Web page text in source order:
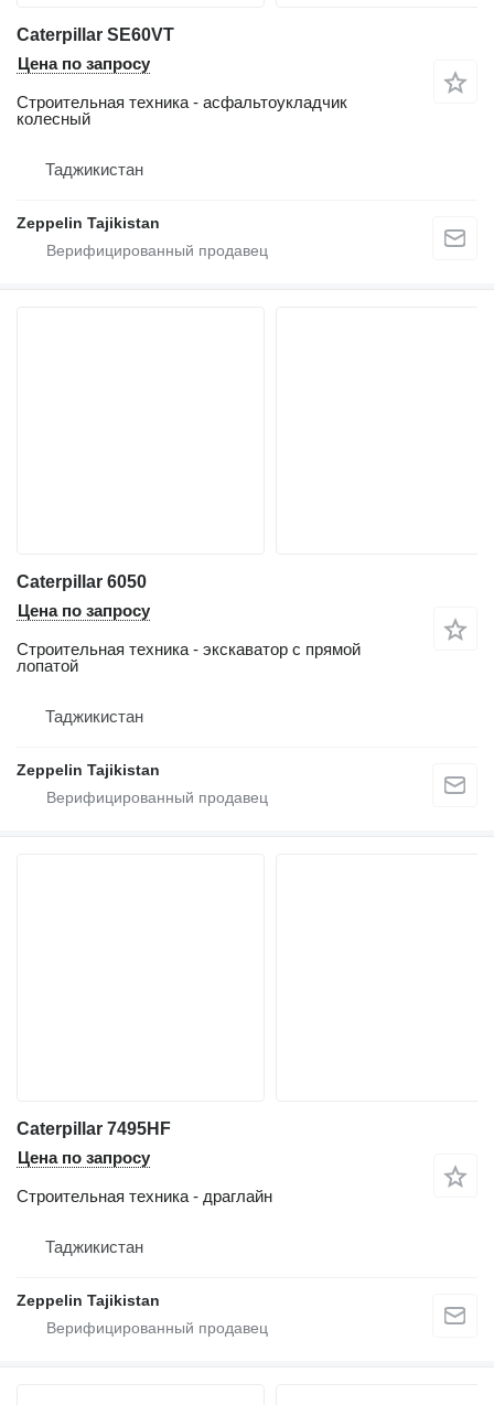
Caterpillar SE60VT
Цена по запросу
Строительная техника - асфальтоукладчик
колесный
Таджикистан
Zeppelin Tajikistan
Caterpillar 6050
Цена по запросу
Строительная техника - экскаватор с прямой
лопатой
Таджикистан
Zeppelin Tajikistan
Caterpillar 7495HF
Цена по запросу
Строительная техника - драглайн
Таджикистан
Zeppelin Tajikistan